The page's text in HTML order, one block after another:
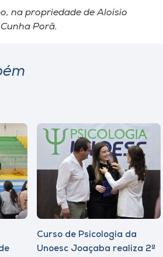
na propriedade de Aloísio
Porã.
Curso de Psicologia da
Unoesc Joaçaba realiza 2ª